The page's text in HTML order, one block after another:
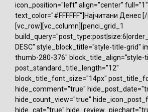
icon_position="left" align="center"
text_color="#FFFFFF"]Најчитани Денес
[vc_row][vc_column][penci_grid_1
DESC" style_block_title="style-title-grid"
thumb-280-376" block_title_align="style-
post_standard_title_length="12"
block_title_font_size="14px"
hide_comment="true"
hide_count_view="true"
hide_cat="true"